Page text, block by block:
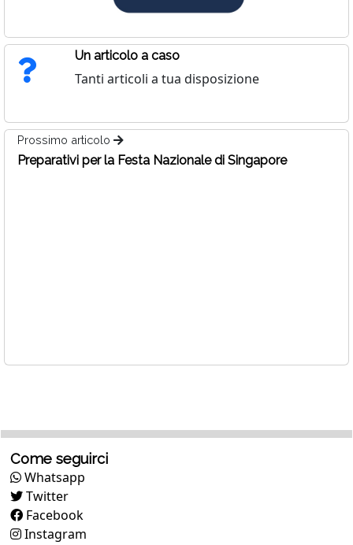
Un articolo a caso
Tanti articoli a tua disposizione
Prossimo articolo
Preparativi per la Festa Nazionale di Singapore
Come seguirci
Whatsapp
Twitter
Facebook
Instagram